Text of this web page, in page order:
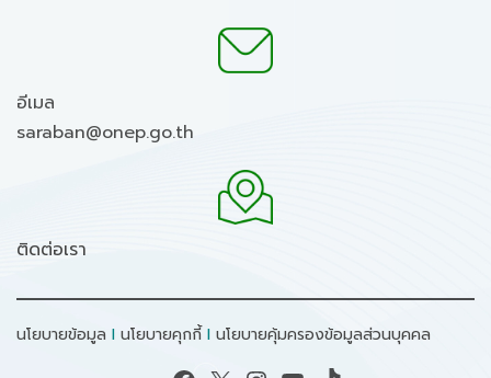
อีเมล
saraban@onep.go.th
ติดต่อเรา
นโยบายข้อมูล I นโยบายคุกกี้I นโยบายคุ้มครองข้อมูลส่วนบุคคล